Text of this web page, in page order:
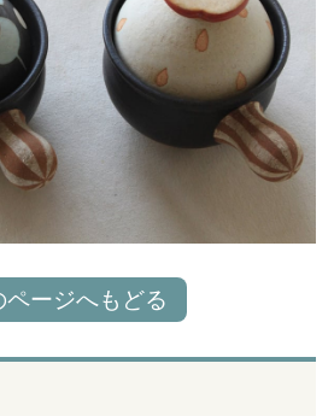
ページへもどる